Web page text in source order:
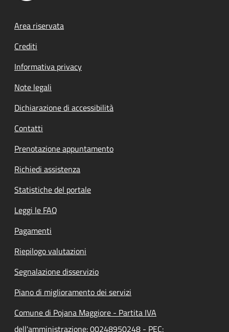
Footer menu
Area riservata
Crediti
Informativa privacy
Note legali
Dichiarazione di accessibilità
Contatti
Prenotazione appuntamento
Richiedi assistenza
Statistiche del portale
Leggi le FAQ
Pagamenti
Riepilogo valutazioni
Segnalazione disservizio
Piano di miglioramento dei servizi
Comune di Pojana Maggiore - Partita IVA
dell'amministrazione: 00248950248 - PEC: